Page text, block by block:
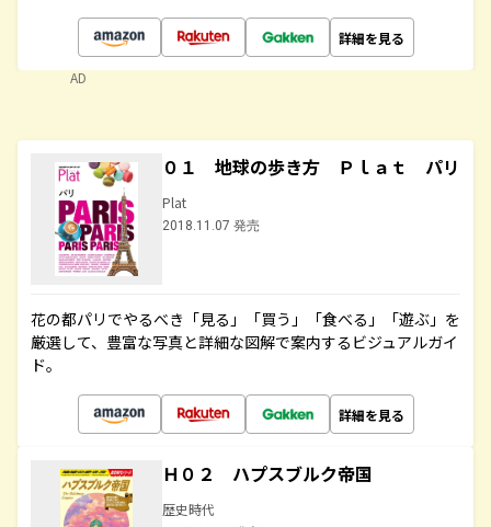
詳細を見る
AD
０１ 地球の歩き方 Ｐｌａｔ パリ
Plat
2018.11.07 発売
花の都パリでやるべき「見る」「買う」「食べる」「遊ぶ」を
厳選して、豊富な写真と詳細な図解で案内するビジュアルガイ
ド。
詳細を見る
Ｈ０２ ハプスブルク帝国
歴史時代